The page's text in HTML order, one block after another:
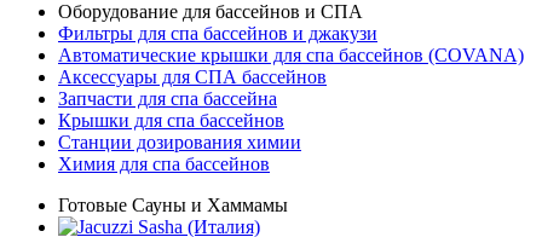
Оборудование для бассейнов и СПА
Фильтры для спа бассейнов и джакузи
Автоматические крышки для спа бассейнов (COVANA)
Аксессуары для СПА бассейнов
Запчасти для спа бассейна
Крышки для спа бассейнов
Станции дозирования химии
Химия для спа бассейнов
Готовые Сауны и Хаммамы